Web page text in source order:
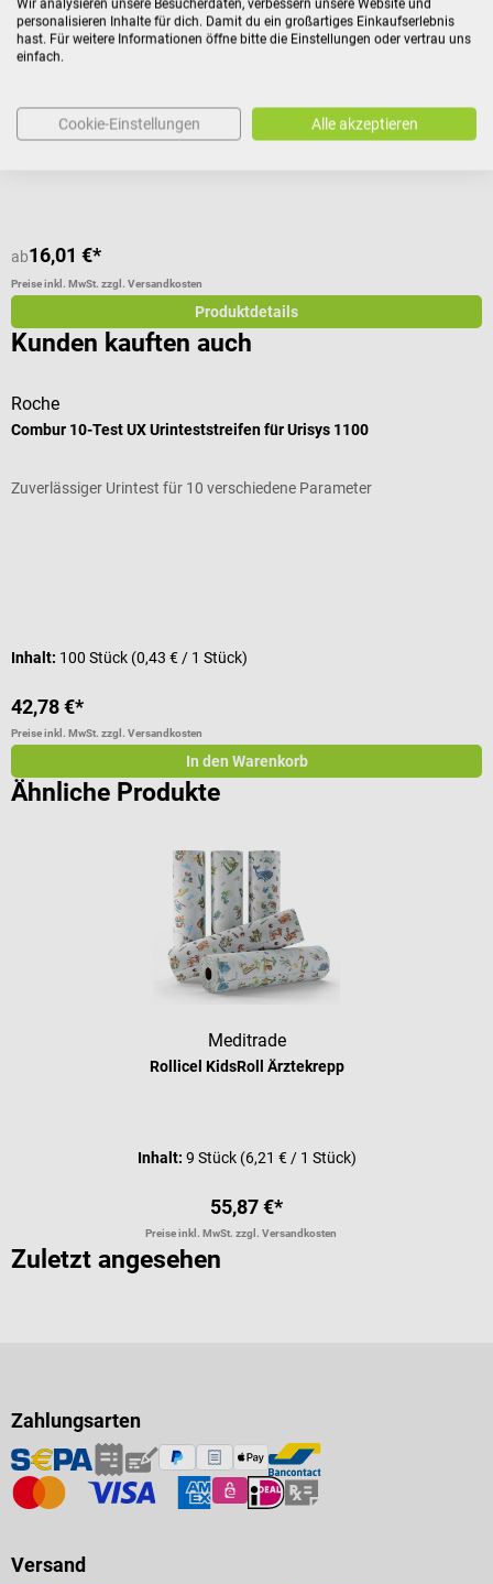
Für Untersuchungsliegen
ab16,01 €*
Preise inkl. MwSt. zzgl. Versandkosten
Produktdetails
Kunden kauften auch
Roche
Combur 10-Test UX Urinteststreifen für Urisys 1100
Zuverlässiger Urintest für 10 verschiedene Parameter
Inhalt: 100 Stück (0,43 € / 1 Stück)
42,78 €*
Preise inkl. MwSt. zzgl. Versandkosten
In den Warenkorb
Ähnliche Produkte
Meditrade
Rollicel KidsRoll Ärztekrepp
Inhalt: 9 Stück (6,21 € / 1 Stück)
55,87 €*
Preise inkl. MwSt. zzgl. Versandkosten
Zuletzt angesehen
Zahlungsarten
Versand
Wir analysieren unsere Besucherdaten, verbessern unsere Website und
personalisieren Inhalte für dich. Damit du ein großartiges Einkaufserlebnis
hast. Für weitere Informationen öffne bitte die Einstellungen oder vertrau uns
einfach.
Cookie-Einstellungen Alle akzeptieren